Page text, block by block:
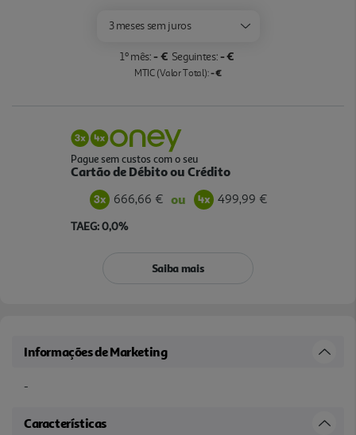
3 meses sem juros
1º mês:- € Seguintes:- €
MTIC (Valor Total):- €
Pague sem custos com o seu
Cartão de Débito ou Crédito
666,66 € ou 499,99 €
TAEG: 0,0%
Saiba mais
Informações de Marketing
-
Características